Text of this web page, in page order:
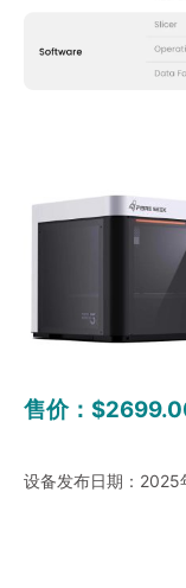
售价：
设备发布日期：2025